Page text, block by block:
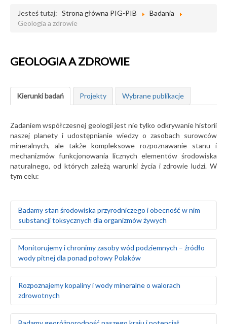
Jesteś tutaj: Strona główna PIG-PIB
Badania
Geologia a zdrowie
GEOLOGIA A ZDROWIE
Kierunki badań Projekty Wybrane publikacje
Zadaniem współczesnej geologii jest nie tylko odkrywanie historii
naszej planety i udostępnianie wiedzy o zasobach surowców
mineralnych, ale także kompleksowe rozpoznawanie stanu i
mechanizmów funkcjonowania licznych elementów środowiska
naturalnego, od których zależą warunki życia i zdrowie ludzi. W
tym celu:
Badamy stan środowiska przyrodniczego i obecność w nim
substancji toksycznych dla organizmów żywych
skażenie w wyniku działalności człowieka
Prowadzimy badania geochemiczne wód
powierzchniowych, gleb i gruntów oraz osadów
wodnych rzek i jezior
Monitorujemy środowisko gruntowo-wodne w rejonie
obiektów stwarzających zagrożenie dla środowiska
naturalnego, takich jak: zakłady przemysłowe, magazyny
paliw, lotniska, bazy transportowe, jednostki wojskowe
Monitorujemy i chronimy zasoby wód podziemnych – źródło
wody pitnej dla ponad połowy Polaków
podziemnych na obszarze całego kraju
Szacujemy stopień wykorzystania zasobów wód
podziemnych – określamy rezerwy i wyznaczamy obszary
deficytowe
Rozpoznajemy kopaliny i wody mineralne o walorach
zdrowotnych